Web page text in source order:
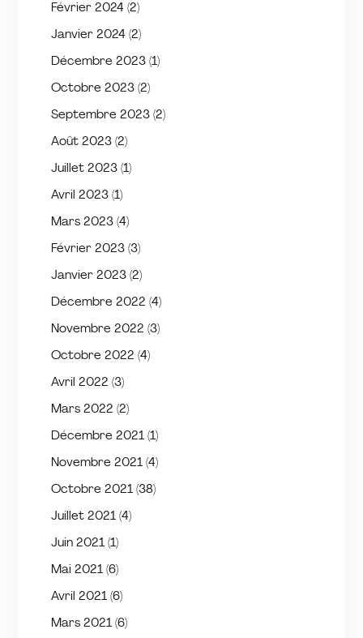
Février 2024 (2)
Janvier 2024 (2)
Décembre 2023 (1)
Octobre 2023 (2)
Septembre 2023 (2)
Août 2023 (2)
Juillet 2023 (1)
Avril 2023 (1)
Mars 2023 (4)
Février 2023 (3)
Janvier 2023 (2)
Décembre 2022 (4)
Novembre 2022 (3)
Octobre 2022 (4)
Avril 2022 (3)
Mars 2022 (2)
Décembre 2021 (1)
Novembre 2021 (4)
Octobre 2021 (38)
Juillet 2021 (4)
Juin 2021 (1)
Mai 2021 (6)
Avril 2021 (6)
Mars 2021 (6)